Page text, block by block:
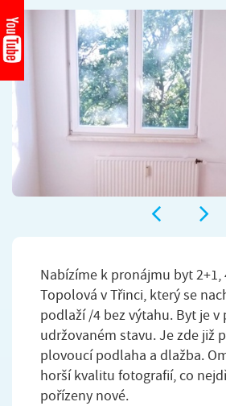
Nabízíme k pronájmu byt 2+1,
Topolová v Třinci, který se
podlaží /4 bez výtahu. Byt je v
udržovaném stavu. Je zde již
plovoucí podlaha a dlažba.
horší kvalitu fotografií, co
pořízeny nové.